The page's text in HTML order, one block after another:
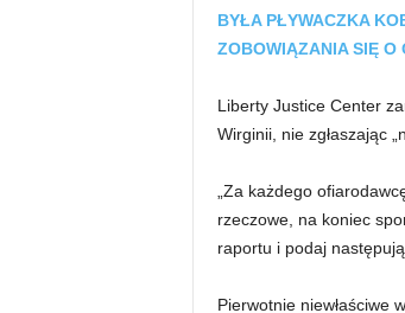
BYŁA PŁYWACZKA
ZOBOWIĄZANIA SIĘ O
Liberty Justice Center
Wirginii, nie zgłaszając
„Za każdego
rzeczowe, na koniec
raportu i podaj
Pierwotnie niewłaściwe